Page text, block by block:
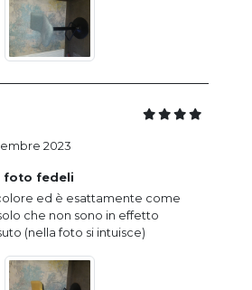
foto fedeli
ed è esattamente come
che non sono in effetto
(nella foto si intuisce)
2023